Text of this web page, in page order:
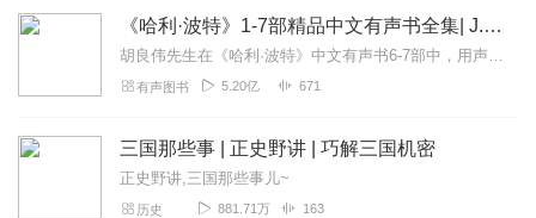
听友421098469
尊嘟非常非常超级喜欢！
星坤世界
几年前就听过，今天重新来听一遍
《哈利·波特》1-7部精品中文有声书全集| J.K.罗琳原著，光合积木演播
胡良伟先生在《哈利·波特》中文有声书6-7部中，用声音带领着大家继续魔法之旅。为保证作品的一致性，给大家带来完整的魔法体验，我们与版权方PottermoreP...
有声图书 5.20亿 671
三国那些事 | 正史野讲 | 巧解三国机密
正史野讲,三国那些事儿~
历史 881.71万 163